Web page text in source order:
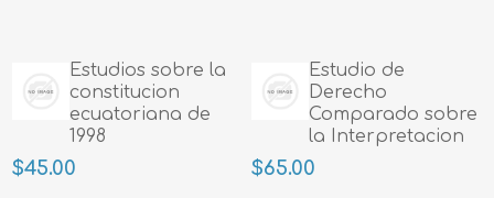
Estudios sobre la
constitucion
ecuatoriana de
1998
$45.00
Estudio de
Derecho
Comparado sobre
la Interpretacion
de los Contratos
$65.00